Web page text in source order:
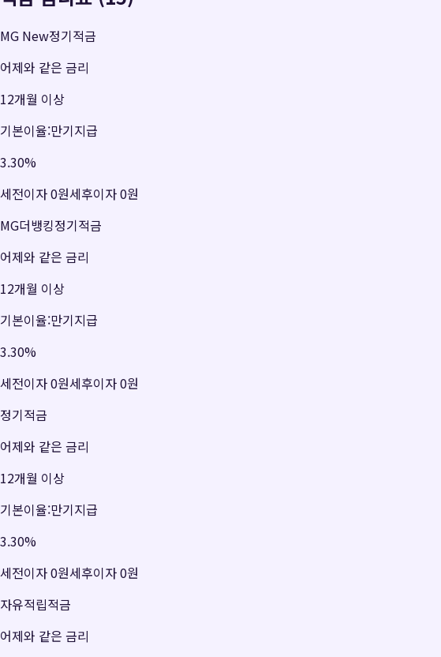
MG New정기적금
어제와 같은 금리
12개월 이상
기본이율:만기지급
3.30%
세전이자0원세후이자0원
MG더뱅킹정기적금
어제와 같은 금리
12개월 이상
기본이율:만기지급
3.30%
세전이자0원세후이자0원
정기적금
어제와 같은 금리
12개월 이상
기본이율:만기지급
3.30%
세전이자0원세후이자0원
자유적립적금
어제와 같은 금리